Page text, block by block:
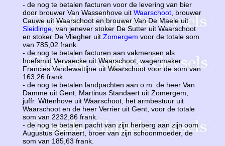
- de nog te betalen facturen voor de levering van bier
door brouwer Van Wassenhove uit Waarschoot, brouwer
Cauwe uit Waarschoot en brouwer Van De Maele uit
Sleidinge, van jenever stoker De Sutter uit Waarschoot
en stoker De Vliegher uit Zomergem voor de totale som
van 785,02 frank.
- de nog te betalen facturen aan vakmensen als
hoefsmid Vervaecke uit Waarschoot, wagenmaker
Francies Vandewattijne uit Waarschoot voor de som van
163,26 frank.
- de nog te betalen landpachten aan o.m. de heer Van
Damme uit Gent, Martinus Standaert uit Zomergem,
juffr. Wttenhove uit Waarschoot, het armbestuur uit
Waarschoot en de heer Verrier uit Gent, voor de totale
som van 2232,86 frank.
- de nog te betalen pacht van zijn herberg aan zijn oom
Augustus Geirnaert, broer van zijn schoonmoeder, de
som van 185,63 frank.